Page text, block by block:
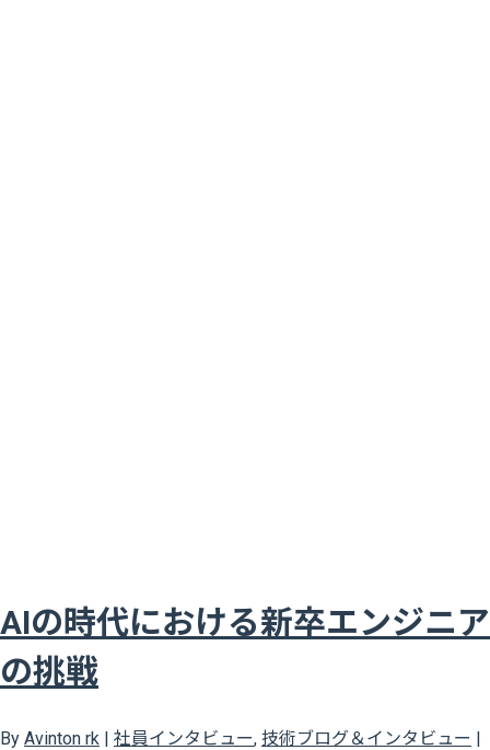
AIの時代における新卒エンジニア
の挑戦
By Avinton rk | 社員インタビュー, 技術ブログ＆インタビュー |